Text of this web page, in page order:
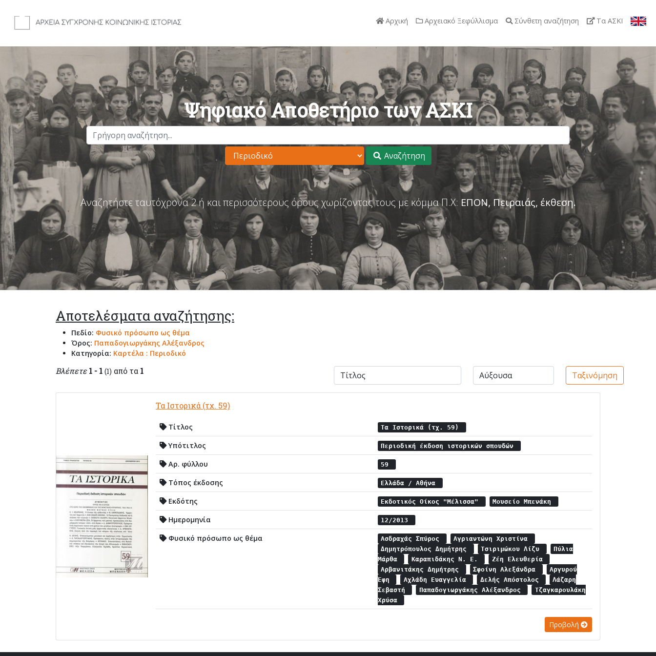
Αρχική Αρχειακό Ξεφύλλισμα Σύνθετη αναζήτηση Τα ΑΣΚΙ
Ψηφιακό Αποθετήριο των ΑΣΚΙ
Αναζήτηση
Αναζητήστε ταυτόχρονα 2 ή και περισσότερους όρους χωρίζοντας τους με κόμμα Π.Χ: ΕΠΟΝ, Πειραιάς, έκθεση.
Αποτελέσματα αναζήτησης:
Πεδίο: Φυσικό πρόσωπο ως θέμα
Όρος: Παπαδογιωργάκης Αλέξανδρος
Κατηγορία: Καρτέλα : Περιοδικό
Βλέπετε 1 - 1 (1) από τα 1 Ταξινόμηση
Τα Ιστορικά (τχ. 59)
Τίτλος Τα Ιστορικά (τχ. 59)
Υπότιτλος Περιοδική έκδοση ιστορικών σπουδών
Αρ. φύλλου 59
Τόπος έκδοσης Ελλάδα / Αθήνα
Εκδότης Εκδοτικός Οίκος "Μέλισσα" Μουσείο Μπενάκη
Ημερομηνία 12/2013
Φυσικό πρόσωπο ως θέμα Ασδραχάς Σπύρος
Αγριαντώνη Χριστίνα
Δημητρόπουλος Δημήτρης
Τσιριμώκου Λίζυ
Πύλια
Μάρθα
Καραπιδάκης Ν. Ε.
Ζέη Ελευθερία
Αρβανιτάκης Δημήτρης
Σφοίνη Αλεξάνδρα
Αργυρού
Έφη
Αχλάδη Ευαγγελία Δελής Απόστολος
Λάζαρη
Σεβαστή
Παπαδογιωργάκης Αλέξανδρος
Τζαγκαρουλάκη
Χρύσα
Προβολή